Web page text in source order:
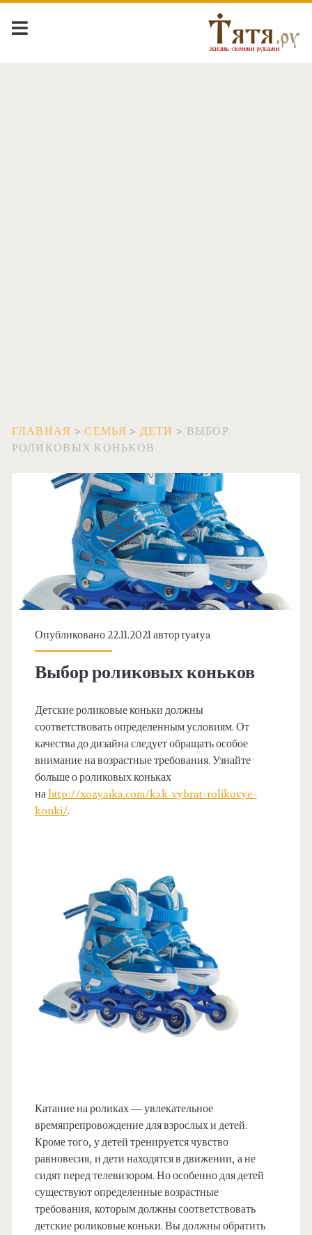
ГЛАВНАЯ >СЕМЬЯ > ДЕТИ > ВЫБОР
РОЛИКОВЫХ КОНЬКОВ
Опубликовано 22.11.2021 авторtyatya
Выбор роликовых коньков
Детские роликовые коньки должны
соответствовать определенным условиям. От
качества до дизайна следует обращать особое
внимание на возрастные требования. Узнайте
больше о роликовых коньках
наhttp://xozyaika.com/kak-vybrat-rolikovye-
konki/.
Катание на роликах — увлекательное
времяпрепровождение для взрослых и детей.
Кроме того, у детей тренируется чувство
равновесия, и дети находятся в движении, а не
сидят перед телевизором. Но особенно для детей
существуют определенные возрастные
требования, которым должны соответствовать
детские роликовые коньки. Вы должны обратить